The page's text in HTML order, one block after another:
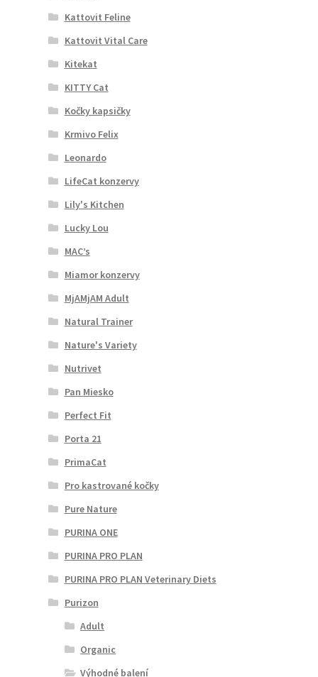
Kattovit Feline
Kattovit Vital Care
Kitekat
KITTY Cat
Kočky kapsičky
Krmivo Felix
Leonardo
LifeCat konzervy
Lily's Kitchen
Lucky Lou
MAC’s
Miamor konzervy
MjAMjAM Adult
Natural Trainer
Nature's Variety
Nutrivet
Pan Miesko
Perfect Fit
Porta 21
PrimaCat
Pro kastrované kočky
Pure Nature
PURINA ONE
PURINA PRO PLAN
PURINA PRO PLAN Veterinary Diets
Purizon
Adult
Organic
Výhodné balení